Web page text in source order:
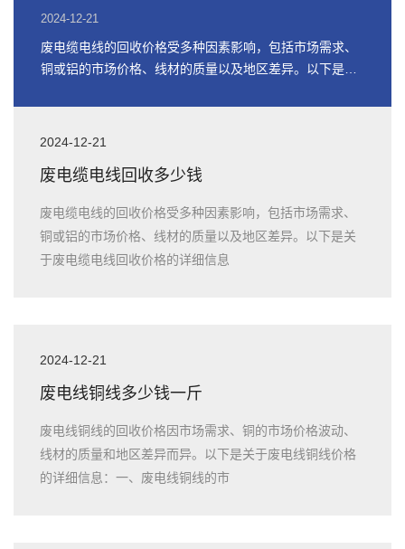
2024-12-21
废电缆电线的回收价格受多种因素影响，包括市场需求、
铜或铝的市场价格、线材的质量以及地区差异。以下是关
2024-12-21
废电缆电线回收多少钱
废电缆电线的回收价格受多种因素影响，包括市场需求、
铜或铝的市场价格、线材的质量以及地区差异。以下是关
于废电缆电线回收价格的详细信息
2024-12-21
废电线铜线多少钱一斤
废电线铜线的回收价格因市场需求、铜的市场价格波动、
线材的质量和地区差异而异。以下是关于废电线铜线价格
的详细信息：一、废电线铜线的市